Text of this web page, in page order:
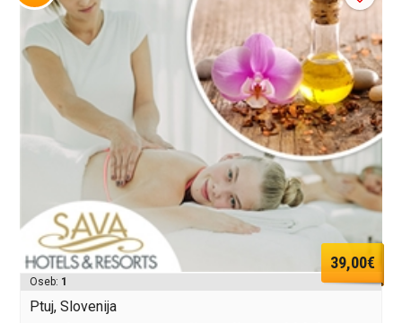
39,00€
Oseb: 1
Ptuj, Slovenija